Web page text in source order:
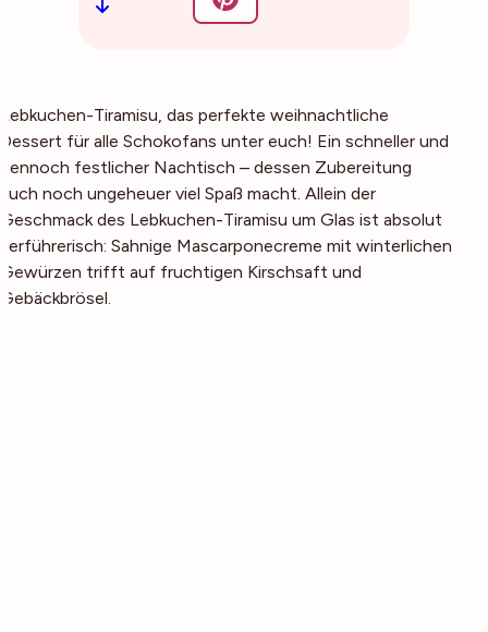
Lebkuchen-Tiramisu, das perfekte weihnachtliche
Dessert für alle Schokofans unter euch! Ein schneller und
dennoch festlicher Nachtisch – dessen Zubereitung
auch noch ungeheuer viel Spaß macht. Allein der
Geschmack des Lebkuchen-Tiramisu um Glas ist absolut
verführerisch: Sahnige Mascarponecreme mit winterlichen
Gewürzen trifft auf fruchtigen Kirschsaft und
Gebäckbrösel.